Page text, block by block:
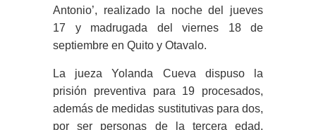
Antonio’, realizado la noche del jueves
17 y madrugada del viernes 18 de
septiembre en Quito y Otavalo.
La jueza Yolanda Cueva dispuso la
prisión preventiva para 19 procesados,
además de medidas sustitutivas para dos,
por ser personas de la tercera edad,